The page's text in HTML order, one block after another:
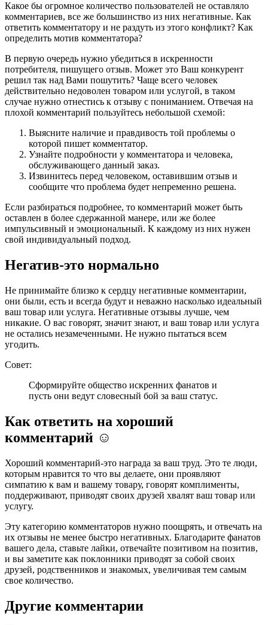
Какое бы огромное количество пользователей не оставляло
комментариев, все же большинство из них негативные. Как
ответить комментатору и не раздуть из этого конфликт? Как
определить мотив комментатора?
В первую очередь нужно убедиться в искренности
потребителя, пишущего отзыв. Может это Ваш конкурент
решил так над Вами пошутить? Чаще всего человек
действительно недоволен товаром или услугой, в таком
случае нужно отнестись к отзыву с пониманием. Отвечая на
плохой комментарий пользуйтесь небольшой схемой:
Выясните наличие и правдивость той проблемы о
которой пишет комментатор.
Узнайте подробности у комментатора и человека,
обслуживающего данный заказ.
Извинитесь перед человеком, оставившим отзыв и
сообщите что проблема будет непременно решена.
Если разбираться подробнее, то комментарий может быть
оставлен в более сдержанной манере, или же более
импульсивный и эмоциональный. К каждому из них нужен
свой индивидуальный подход.
Негатив-это нормально
Не принимайте близко к сердцу негативные комментарии,
они были, есть и всегда будут и неважно насколько идеальный
ваш товар или услуга. Негативные отзывы лучше, чем
никакие. О вас говорят, значит знают, и ваш товар или услуга
не остались незамеченными. Не нужно пытаться всем
угодить.
Совет:
Сформируйте общество искренних фанатов и
пусть они ведут словесный бой за ваш статус.
Как ответить на хороший
комментарий ☺
Хороший комментарий-это награда за ваш труд. Это те люди,
которым нравится то что вы делаете, они проявляют
симпатию к вам и вашему товару, говорят комплименты,
поддерживают, приводят своих друзей хвалят ваш товар или
услугу.
Эту категорию комментаторов нужно поощрять, и отвечать на
их отзывы не менее быстро негативных. Благодарите фанатов
вашего дела, ставьте лайки, отвечайте позитивом на позитив,
и вы заметите как поклонники приводят за собой своих
друзей, родственников и знакомых, увеличивая тем самым
свое количество.
Другие комментарии